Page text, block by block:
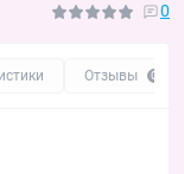
0
Отзывы 0